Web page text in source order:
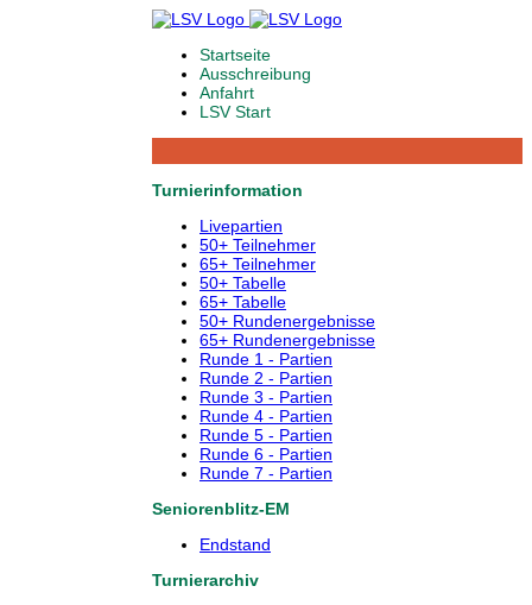
Startseite
Ausschreibung
Anfahrt
LSV Start
Turnierinformation
Livepartien
50+ Teilnehmer
65+ Teilnehmer
50+ Tabelle
65+ Tabelle
50+ Rundenergebnisse
65+ Rundenergebnisse
Runde 1 - Partien
Runde 2 - Partien
Runde 3 - Partien
Runde 4 - Partien
Runde 5 - Partien
Runde 6 - Partien
Runde 7 - Partien
Seniorenblitz-EM
Endstand
Turnierarchiv